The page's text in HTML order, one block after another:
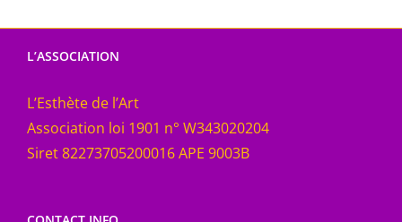
L’ASSOCIATION
L’Esthète de l’Art
Association loi 1901 n° W343020204
Siret 82273705200016 APE 9003B